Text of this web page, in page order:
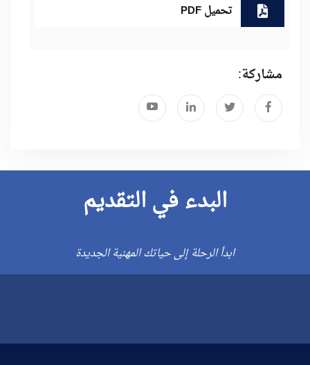
تحميل PDF
مشاركة:
البدء في التقديم
ابدأ الرحلة إلى حياتك المهنية الجديدة